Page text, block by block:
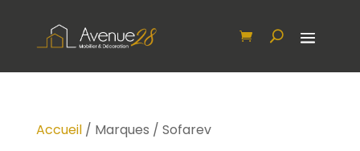
Accueil/ Marques / Sofarev